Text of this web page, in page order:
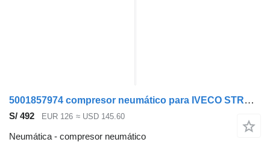
5001857974 compresor neumático para IVECO STRALIS cabeza tractora
S/ 492 EUR 126 ≈ USD 145.60
Neumática - compresor neumático